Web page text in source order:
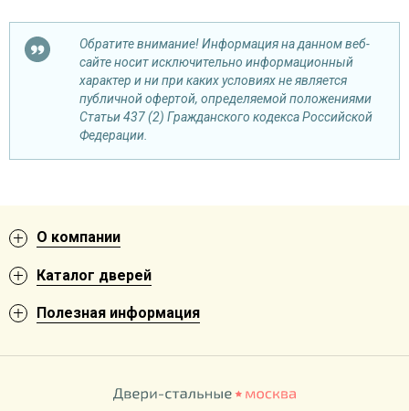
Обратите внимание! Информация на данном веб-
сайте носит исключительно информационный
характер и ни при каких условиях не является
публичной офертой, определяемой положениями
Статьи 437 (2) Гражданского кодекса Российской
Федерации.
О компании
Каталог дверей
Полезная информация